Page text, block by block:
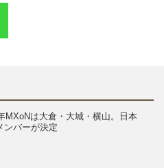
MXoNは大倉・大城・横山。日本
ンバーが決定